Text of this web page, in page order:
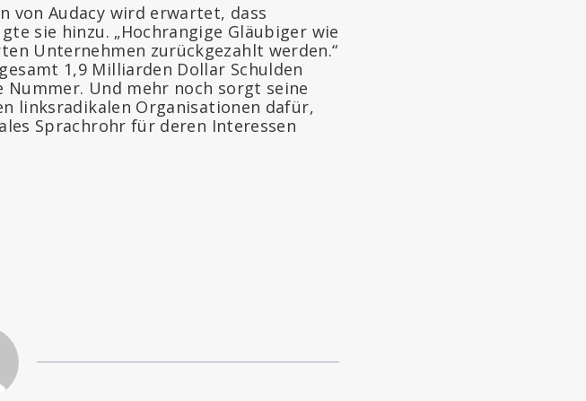
von Audacy wird erwartet, dass
sie hinzu. „Hochrangige Gläubiger wie
Unternehmen zurückgezahlt werden.“
1,9 Milliarden Dollar Schulden
Nummer. Und mehr noch sorgt seine
linksradikalen Organisationen dafür,
Sprachrohr für deren Interessen